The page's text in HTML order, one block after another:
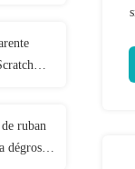
ruban
dégrossi